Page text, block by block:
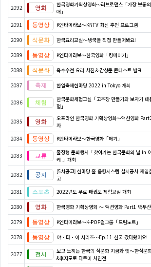
2092
한국영화기획상영회～러브로맨스「가장 보통
애」
2091 K엔타메라보～KNTV 최신 추천 프로그램
2090 한국요리교실〜냉국을 직접 만들어봐요!
2089 K엔타메라보～한국영화「킹메이커」
2088 옥수수전 요리 사진＆감상문 콘테스트 발표
2087 한일축제한마당 2022 in Tokyo 개최
2086
한국문화체험교실「고추장 만들기와 보자기 매
험」
2085
오프라인 한국영화 기획상영회～액션영화
자
2084 K엔타메라보～한국영화「메기」
2083
출장형 문화행사「찾아가는 한국문화의 날 in
케 」개최
2082
[5차공고] 한마당 홀 음향시스템 설치공사 재입
고
2081 2022년도 무료 태권도 체험교실 개최
2080 한국영화 기획상영회 ～ 액션영화 Part1 백두산
2079 K엔타메라보～K-POP걸그룹「드림노트」
2078 야・타・이 시리즈〜Ep.11 한국 갔다왔어요!
2077
보고 느끼는 한국의 식문화 지금과 옛～한식문
&후지모토 다쿠미 사진전